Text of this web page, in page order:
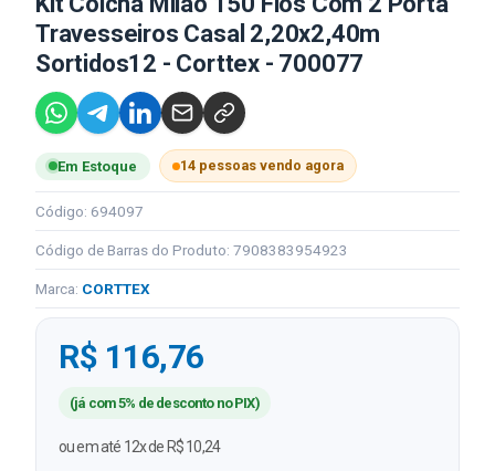
Travesseiros Casal 2,20x2,40m
Sortidos12 - Corttex - 700077
Em Estoque 14 pessoas vendo agora
Código: 694097
Código de Barras do Produto: 7908383954923
Marca: CORTTEX
R$ 116,76
(já com 5% de desconto no PIX)
ou em até 12x de R$ 10,24